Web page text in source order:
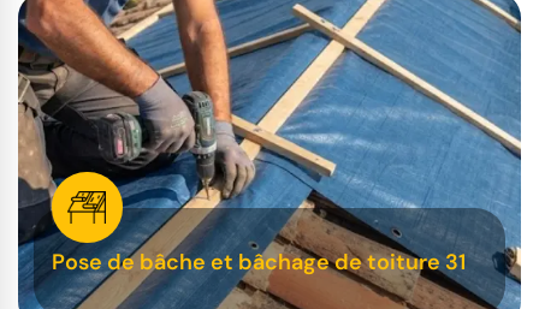
Pose de bâche et bâchage de toiture 31